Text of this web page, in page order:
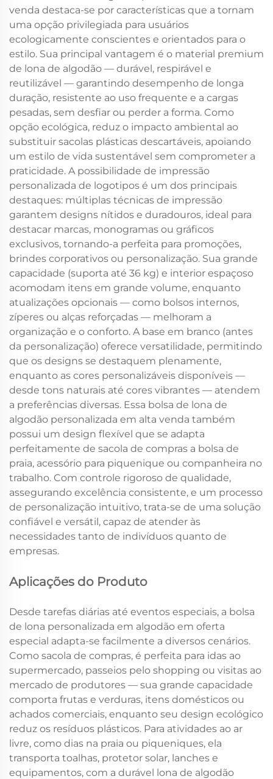
venda destaca-se por características que a tornam
uma opção privilegiada para usuários
ecologicamente conscientes e orientados para o
estilo. Sua principal vantagem é o material premium
de lona de algodão — durável, respirável e
reutilizável — garantindo desempenho de longa
duração, resistente ao uso frequente e a cargas
pesadas, sem desfiar ou perder a forma. Como
opção ecológica, reduz o impacto ambiental ao
substituir sacolas plásticas descartáveis, apoiando
um estilo de vida sustentável sem comprometer a
praticidade. A possibilidade de impressão
personalizada de logotipos é um dos principais
destaques: múltiplas técnicas de impressão
garantem designs nítidos e duradouros, ideal para
destacar marcas, monogramas ou gráficos
exclusivos, tornando-a perfeita para promoções,
brindes corporativos ou personalização. Sua grande
capacidade (suporta até 36 kg) e interior espaçoso
acomodam itens em grande volume, enquanto
atualizações opcionais — como bolsos internos,
zíperes ou alças reforçadas — melhoram a
organização e o conforto. A base em branco (antes
da personalização) oferece versatilidade, permitindo
que os designs se destaquem plenamente,
enquanto as cores personalizáveis disponíveis —
desde tons naturais até cores vibrantes — atendem
a preferências diversas. Essa bolsa de lona de
algodão personalizada em alta venda também
possui um design flexível que se adapta
perfeitamente de sacola de compras a bolsa de
praia, acessório para piquenique ou companheira no
trabalho. Com controle rigoroso de qualidade,
assegurando excelência consistente, e um processo
de personalização intuitivo, trata-se de uma solução
confiável e versátil, capaz de atender às
necessidades tanto de indivíduos quanto de
empresas.
Aplicações do Produto
Desde tarefas diárias até eventos especiais, a bolsa
de lona personalizada em algodão em oferta
especial adapta-se facilmente a diversos cenários.
Como sacola de compras, é perfeita para idas ao
supermercado, passeios pelo shopping ou visitas ao
mercado de produtores — sua grande capacidade
comporta frutas e verduras, itens domésticos ou
achados comerciais, enquanto seu design ecológico
reduz os resíduos plásticos. Para atividades ao ar
livre, como dias na praia ou piqueniques, ela
transporta toalhas, protetor solar, lanches e
equipamentos, com a durável lona de algodão